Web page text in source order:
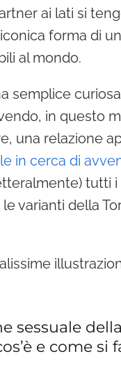
ai lati si
forma di
al mondo.
semplice
in questo
una relazione
in cerca di
tutti i
le varianti della
sessuale
e come si